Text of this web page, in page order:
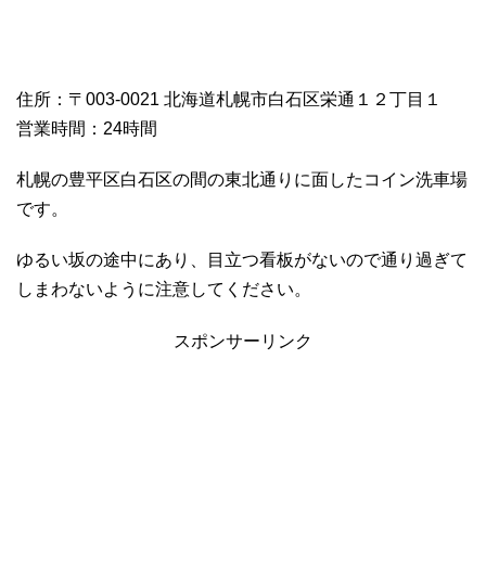
住所：〒003-0021 北海道札幌市白石区栄通１２丁目１
営業時間：24時間
札幌の豊平区白石区の間の東北通りに面したコイン洗車場
です。
ゆるい坂の途中にあり、目立つ看板がないので通り過ぎて
しまわないように注意してください。
スポンサーリンク